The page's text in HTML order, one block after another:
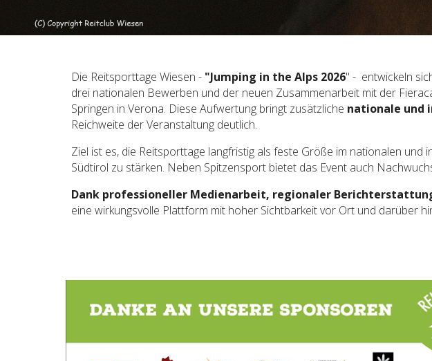
Die Reitsporttage Wiesen - "Jumping in the Alps 2026" - entwickeln
drei nationalen Bewerben und der neuen Zusammenarbeit mit der
Springen in Verona. Diese Aufwertung bringt zusätzliche nationale und
Reichweite der Veranstaltung deutlich.
Ziel ist es, die Reitsporttage langfristig als feste Größe im nationalen
Südtirol zu stärken. Neben Spitzensport bietet das Event auch
Dank professioneller Medienarbeit, regionaler
eine wirkungsvolle Plattform mit hoher Sichtbarkeit vor Ort und darüber